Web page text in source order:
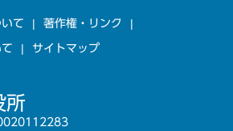
て 著作権・リンク
サイトマップ
所